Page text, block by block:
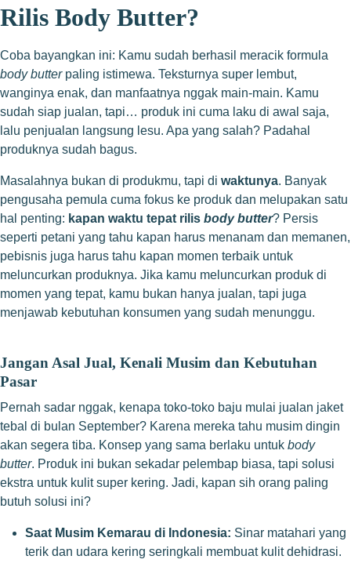
Rilis Body Butter?
Coba bayangkan ini: Kamu sudah berhasil meracik formula
body butterpaling istimewa. Teksturnya super lembut,
wanginya enak, dan manfaatnya nggak main-main. Kamu
sudah siap jualan, tapi… produk ini cuma laku di awal saja,
lalu penjualan langsung lesu. Apa yang salah? Padahal
produknya sudah bagus.
Masalahnya bukan di produkmu, tapi di waktunya. Banyak
pengusaha pemula cuma fokus ke produk dan melupakan satu
hal penting: kapan waktu tepat rilis body butter? Persis
seperti petani yang tahu kapan harus menanam dan memanen,
pebisnis juga harus tahu kapan momen terbaik untuk
meluncurkan produknya. Jika kamu meluncurkan produk di
momen yang tepat, kamu bukan hanya jualan, tapi juga
menjawab kebutuhan konsumen yang sudah menunggu.
Jangan Asal Jual, Kenali Musim dan Kebutuhan
Pasar
Pernah sadar nggak, kenapa toko-toko baju mulai jualan jaket
tebal di bulan September? Karena mereka tahu musim dingin
akan segera tiba. Konsep yang sama berlaku untuk body
butter. Produk ini bukan sekadar pelembap biasa, tapi solusi
ekstra untuk kulit super kering. Jadi, kapan sih orang paling
butuh solusi ini?
Saat Musim Kemarau di Indonesia: Sinar matahari yang
terik dan udara kering seringkali membuat kulit dehidrasi.